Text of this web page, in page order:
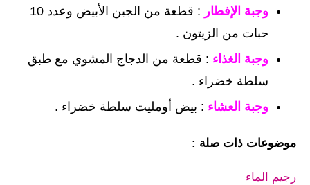
وجبة الإفطار
: قطعة من الجبن الأبيض وعدد 10
حبات من الزيتون .
وجبة الغذاء : قطعة من الدجاج المشوي مع طبق
سلطة خضراء .
وجبة العشاء : بيض أومليت سلطة خضراء .
موضوعات ذات صلة :
رجيم الماء